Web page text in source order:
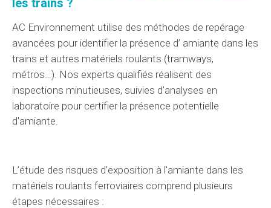
AC Environnement utilise des méthodes de repérage
avancées pour identifier la présence d’ amiante dans les
trains et autres matériels roulants (tramways,
métros… ). Nos experts qualifiés réalisent des
inspections minutieuses, suivies d’analyses en
laboratoire pour certifierla présence potentielle
d'amiante.
L’étude des risques d'exposition à l'amiante dans les
matériels roulants ferroviaires comprend plusieurs
étapes nécessaires :